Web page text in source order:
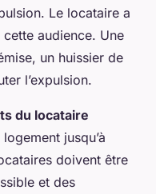
Le locataire a
audience. Une
un huissier de
l’expulsion.
du locataire
jusqu’à
doivent être
et des